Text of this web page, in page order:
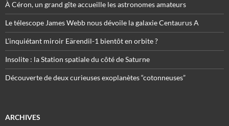
À Céron, un grand gîte accueille les astronomes amateurs
Le télescope James Webb nous dévoile la galaxie Centaurus A
L’inquiétant miroir Eärendil-1 bientôt en orbite ?
Insolite : la Station spatiale du côté de Saturne
Découverte de deux curieuses exoplanètes “cotonneuses”
ARCHIVES